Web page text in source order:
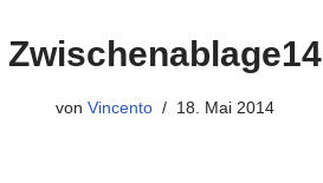
Zwischenablage14
von Vincento 18. Mai 2014